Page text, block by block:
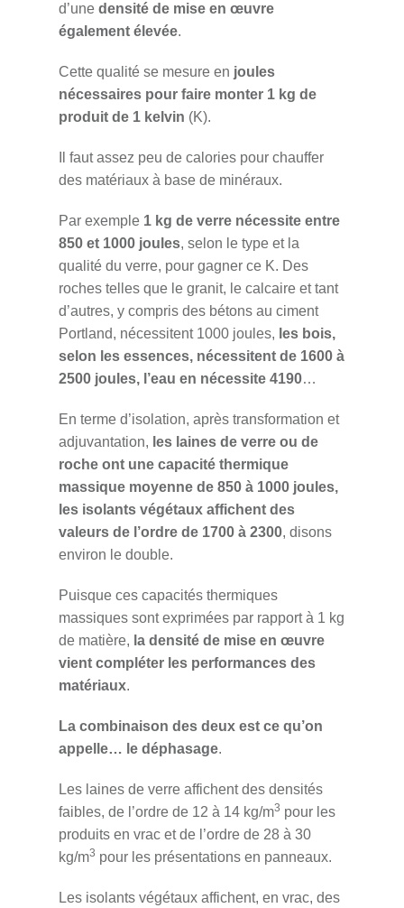
d’une densité de mise en œuvre
également élevée.
Cette qualité se mesure en joules
nécessaires pour faire monter 1 kg de
produit de 1 kelvin (K).
Il faut assez peu de calories pour chauffer
des matériaux à base de minéraux.
Par exemple 1 kg de verre nécessite entre
850 et 1000 joules, selon le type et la
qualité du verre, pour gagner ce K. Des
roches telles que le granit, le calcaire et tant
d’autres, y compris des bétons au ciment
Portland, nécessitent 1000 joules, les bois,
selon les essences, nécessitent de 1600 à
2500 joules, l’eau en nécessite 4190…
En terme d’isolation, après transformation et
adjuvantation, les laines de verre ou de
roche ont une capacité thermique
massique moyenne de 850 à 1000 joules,
les isolants végétaux affichent des
valeurs de l’ordre de 1700 à 2300, disons
environ le double.
Puisque ces capacités thermiques
massiques sont exprimées par rapport à 1 kg
de matière, la densité de mise en œuvre
vient compléter les performances des
matériaux.
La combinaison des deux est ce qu’on
appelle… le déphasage.
Les laines de verre affichent des densités
faibles, de l’ordre de 12 à 14 kg/m3 pour les
produits en vrac et de l’ordre de 28 à 30
kg/m3 pour les présentations en panneaux.
Les isolants végétaux affichent, en vrac, des